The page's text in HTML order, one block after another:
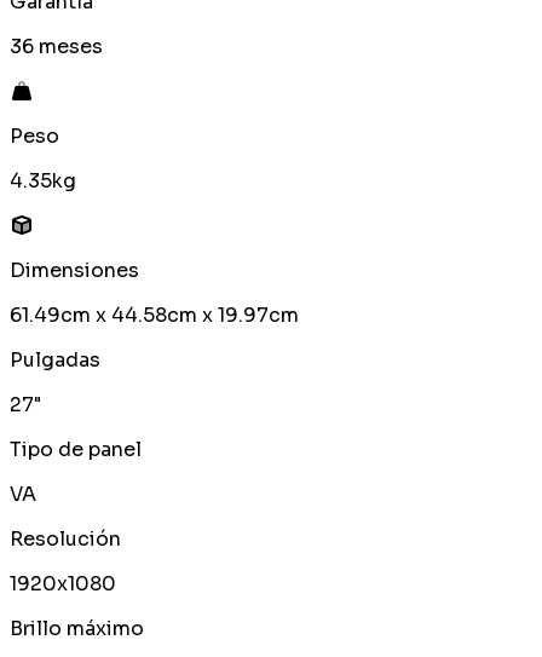
36 meses
Peso
4.35kg
Dimensiones
61.49cm x 44.58cm x 19.97cm
Pulgadas
27"
Tipo de panel
VA
Resolución
1920x1080
Brillo máximo